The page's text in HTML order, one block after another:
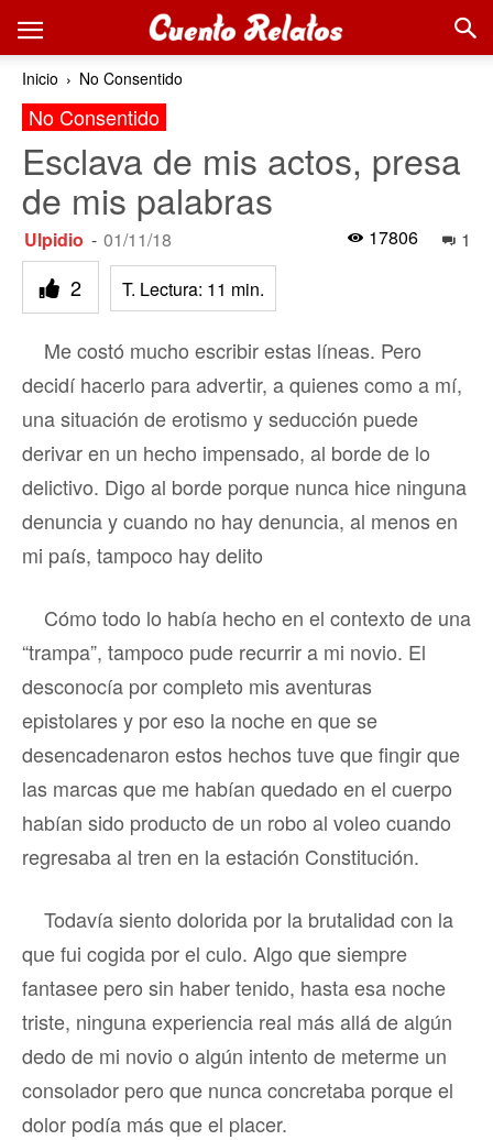
Inicio No Consentido
No Consentido
Esclava de mis actos, presa
de mis palabras
Ulpidio - 01/11/18 1
17806
2 T. Lectura: 11 min.
Me costó mucho escribir estas líneas. Pero
decidí hacerlo para advertir, a quienes como a mí,
una situación de erotismo y seducción puede
derivar en un hecho impensado, al borde de lo
delictivo. Digo al borde porque nunca hice ninguna
denuncia y cuando no hay denuncia, al menos en
mi país, tampoco hay delito
Cómo todo lo había hecho en el contexto de una
“trampa”, tampoco pude recurrir a mi novio. El
desconocía por completo mis aventuras
epistolares y por eso la noche en que se
desencadenaron estos hechos tuve que fingir que
las marcas que me habían quedado en el cuerpo
habían sido producto de un robo al voleo cuando
regresaba al tren en la estación Constitución.
Todavía siento dolorida por la brutalidad con la
que fui cogida por el culo. Algo que siempre
fantasee pero sin haber tenido, hasta esa noche
triste, ninguna experiencia real más allá de algún
dedo de mi novio o algún intento de meterme un
consolador pero que nunca concretaba porque el
dolor podía más que el placer.